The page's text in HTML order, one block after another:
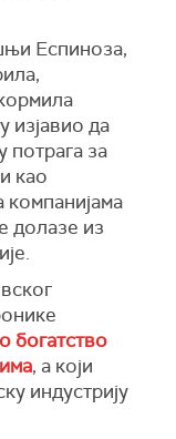
Еспиноза,
изјавио да
потрага за
као
долазе из
богатство
, а који
индустрију